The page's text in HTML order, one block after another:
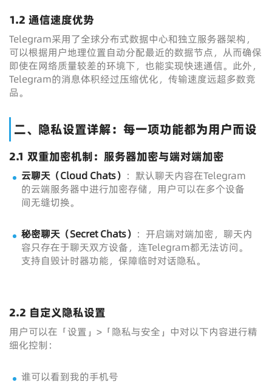
1.2 通信速度优势
Telegram采用了全球分布式数据中心和独立服务器架构，
可以根据用户地理位置自动分配最近的数据节点，从而确保
即使在网络质量较差的环境下，也能实现快速通信。此外，
Telegram的消息体积经过压缩优化，传输速度远超多数竞
品。
二、隐私设置详解：每一项功能都为用户而设
2.1 双重加密机制：服务器加密与端对端加密
云聊天（Cloud Chats） ：默认聊天内容在Telegram
的云端服务器中进行加密存储，用户可以在多个设备
间无缝切换。
秘密聊天（Secret Chats） ：开启端对端加密，聊天内
容只存在于聊天双方设备，连Telegram都无法访问。
支持自毁计时器功能，保障临时对话隐私。
2.2 自定义隐私设置
用户可以在「设置」>「隐私与安全」中对以下内容进行精
细化控制：
谁可以看到我的手机号